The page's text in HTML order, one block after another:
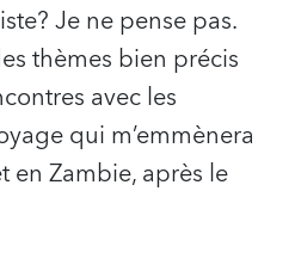
Je ne pense pas.
thèmes bien précis
avec les
qui m’emmènera
en Zambie, après le